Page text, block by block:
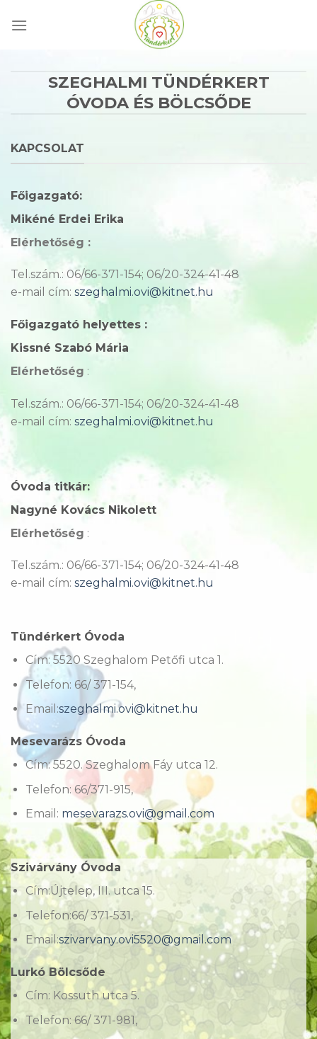
SZEGHALMI TÜNDÉRKERT
ÓVODA ÉS BÖLCSŐDE
KAPCSOLAT
Főigazgató:
Mikéné Erdei Erika
Elérhetőség :
Tel.szám.: 06/66-371-154; 06/20-324-41-48
e-mail cím: szeghalmi.ovi@kitnet.hu
Főigazgató helyettes :
Kissné Szabó Mária
Elérhetőség :
Tel.szám.: 06/66-371-154; 06/20-324-41-48
e-mail cím: szeghalmi.ovi@kitnet.hu
Óvoda titkár:
Nagyné Kovács Nikolett
Elérhetőség :
Tel.szám.: 06/66-371-154; 06/20-324-41-48
e-mail cím: szeghalmi.ovi@kitnet.hu
Tündérkert Óvoda
Cím: 5520 Szeghalom Petőfi utca 1.
Telefon: 66/ 371-154,
Email:szeghalmi.ovi@kitnet.hu
Mesevarázs Óvoda
Cím: 5520. Szeghalom Fáy utca 12.
Telefon: 66/371-915,
Email: mesevarazs.ovi@gmail.com
Szivárvány Óvoda
Cím:Újtelep, III. utca 15.
Telefon:66/ 371-531,
Email:szivarvany.ovi5520@gmail.com
Lurkó Bölcsőde
Cím: Kossuth utca 5.
Telefon: 66/ 371-981,